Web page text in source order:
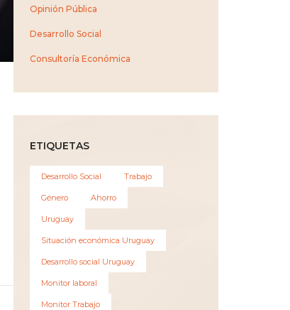
Opinión Pública
Desarrollo Social
Consultoría Económica
ETIQUETAS
Desarrollo Social Trabajo
Género Ahorro
Uruguay
Situación económica Uruguay
Desarrollo social Uruguay
Monitor laboral
Monitor Trabajo